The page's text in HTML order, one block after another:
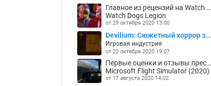
Главное из рецензий на Watch Dogs Legion
Watch Dogs Legion
от 29 октября 2020 13:00
Devilium: Сюжетный хоррор за $1
Игровая индустрия
от 20 октября 2020 19:07
Первые оценки и отзывы прессы о Microsoft Flight Simulator
Microsoft Flight Simulator (2020)
от 17 августа 2020 14:02